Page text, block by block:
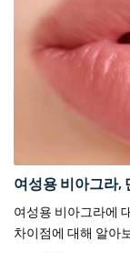
여성용 비아그라,
여성용 비아그라에
차이점에 대해 알아